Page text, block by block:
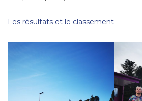
Les résultats et le classement